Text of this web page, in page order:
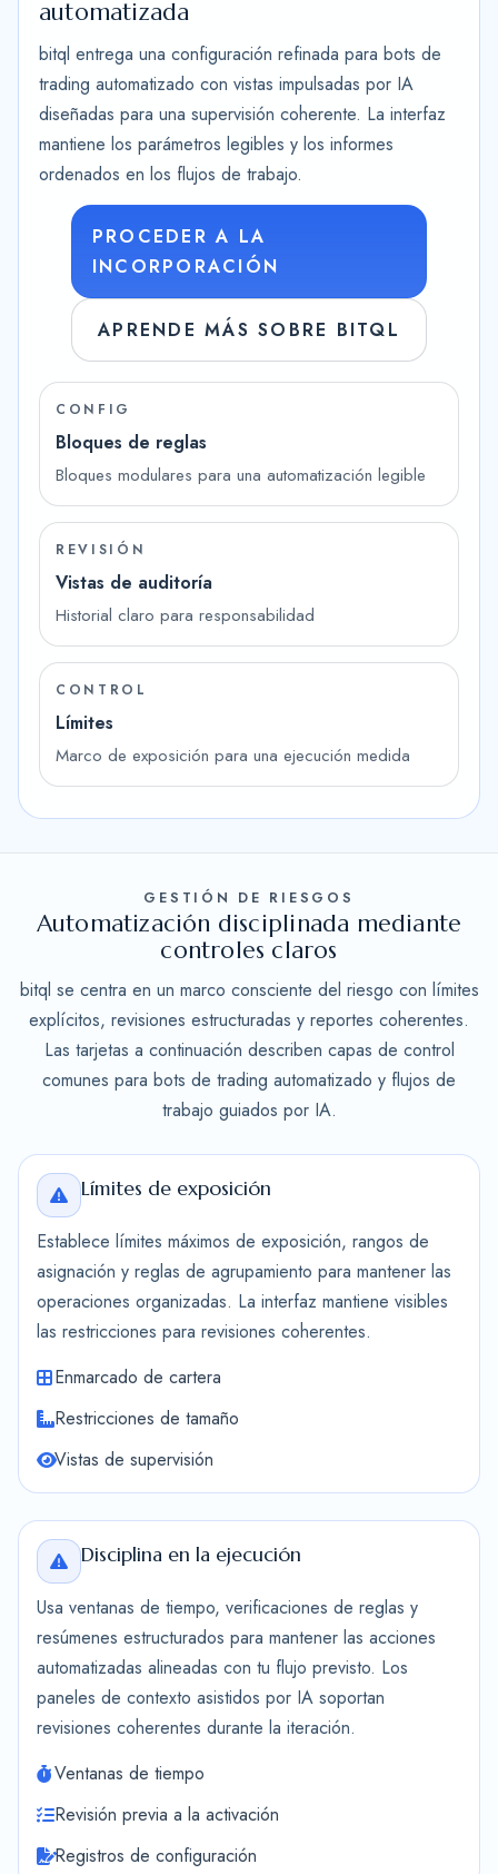
automatizada
bitql entrega una configuración refinada para bots de
trading automatizado con vistas impulsadas por IA
diseñadas para una supervisión coherente. La interfaz
mantiene los parámetros legibles y los informes
ordenados en los flujos de trabajo.
PROCEDER A LA
INCORPORACIÓN
APRENDE MÁS SOBRE BITQL
CONFIG
Bloques de reglas
Bloques modulares para una automatización legible
REVISIÓN
Vistas de auditoría
Historial claro para responsabilidad
CONTROL
Límites
Marco de exposición para una ejecución medida
GESTIÓN DE RIESGOS
Automatización disciplinada mediante
controles claros
bitql se centra en un marco consciente del riesgo con límites
explícitos, revisiones estructuradas y reportes coherentes.
Las tarjetas a continuación describen capas de control
comunes para bots de trading automatizado y flujos de
trabajo guiados por IA.
Límites de exposición
Establece límites máximos de exposición, rangos de
asignación y reglas de agrupamiento para mantener las
operaciones organizadas. La interfaz mantiene visibles
las restricciones para revisiones coherentes.
Enmarcado de cartera
Restricciones de tamaño
Vistas de supervisión
Disciplina en la ejecución
Usa ventanas de tiempo, verificaciones de reglas y
resúmenes estructurados para mantener las acciones
automatizadas alineadas con tu flujo previsto. Los
paneles de contexto asistidos por IA soportan
revisiones coherentes durante la iteración.
Ventanas de tiempo
Revisión previa a la activación
Registros de configuración